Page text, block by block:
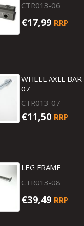
CTR013-06
€17,99 RRP
WHEEL AXLE
07
CTR013-07
€11,50 RRP
LEG FRAME
CTR013-08
€39,49 RRP